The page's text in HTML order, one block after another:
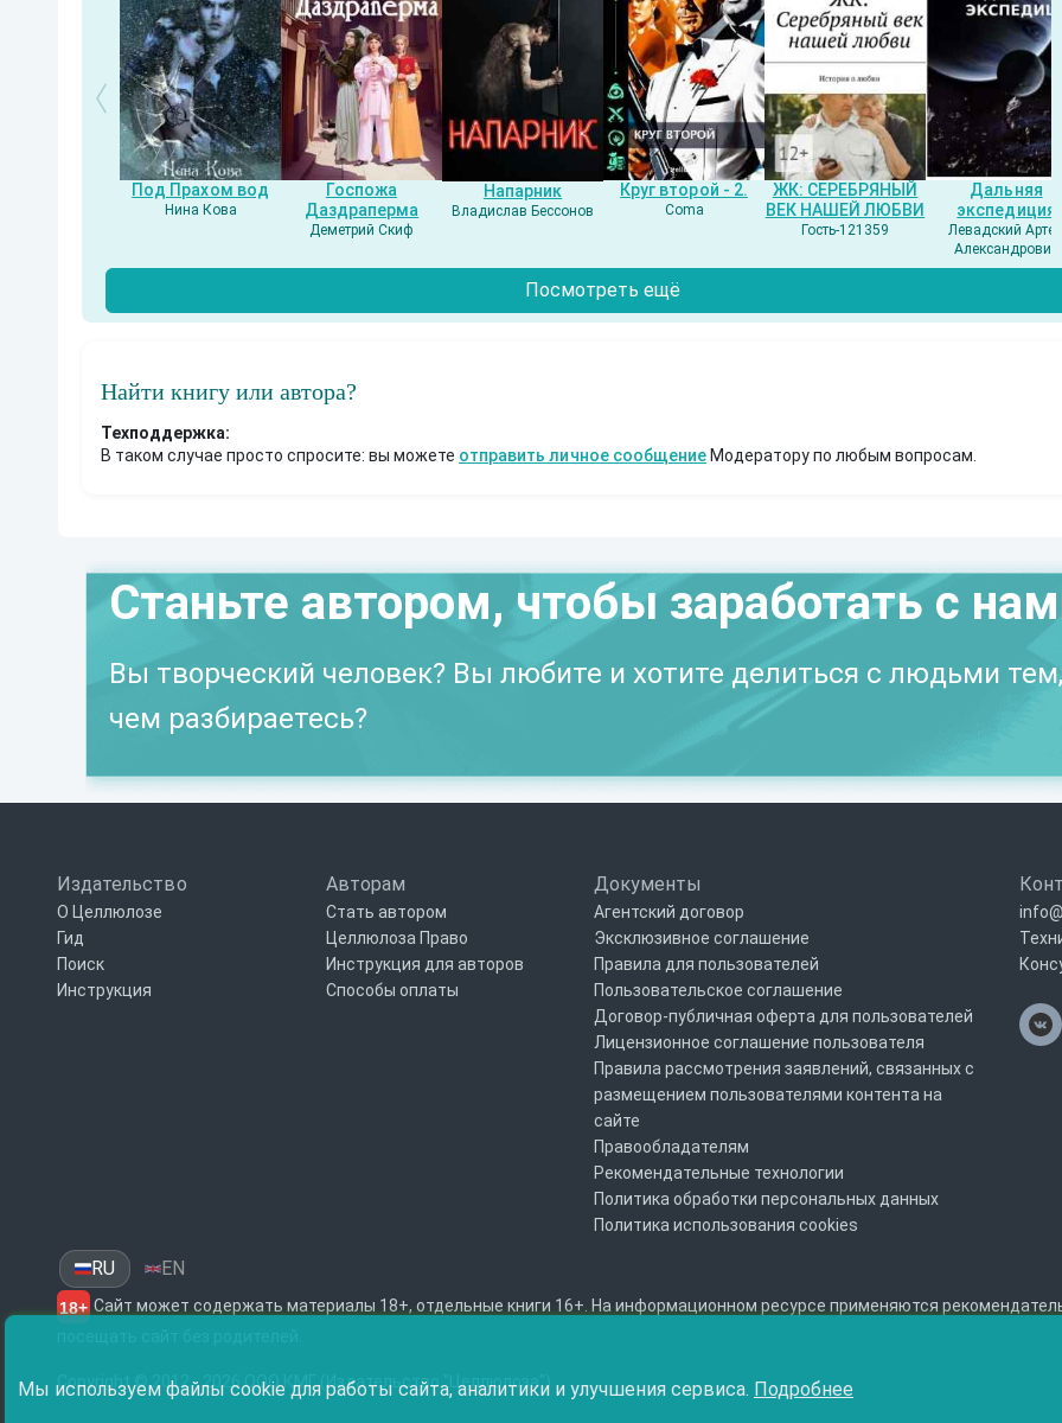
Под Прахом вод
Нина Кова
Госпожа
Даздраперма
Деметрий Скиф
Напарник
Владислав Бессонов
Круг второй - 2.
Coma
ЖК: СЕРЕБРЯНЫЙ
ВЕК НАШЕЙ ЛЮБВИ
Гость-121359
Дальняя
экспедиция
Левадский Артем
Александрович
Посмотреть ещё
Найти книгу или автора?
Техподдержка:
В таком случае просто спросите: вы можете отправить личное сообщение Модератору по любым вопросам.
Станьте автором, чтобы заработать с
Вы творческий человек? Вы любите и хотите делиться с людьми
чем разбираетесь?
Издательство
О Целлюлозе
Гид
Поиск
Инструкция
Авторам
Стать автором
Целлюлоза Право
Инструкция для авторов
Способы оплаты
Документы
Агентский договор
Эксклюзивное соглашение
Правила для пользователей
Пользовательское соглашение
Договор-публичная оферта для пользователей
Лицензионное соглашение пользователя
Правила рассмотрения заявлений, связанных с
размещением пользователями контента на
сайте
Правообладателям
Рекомендательные технологии
Политика обработки персональных данных
Политика использования cookies
RU EN
18+ Сайт может содержать материалы 18+, отдельные книги 16+. На информационном ресурсе применяются
Copyright © 2012 - 2026 ООО КМГ (Издательство "Целлюлоза")
Мы используем файлы cookie для работы сайта, аналитики и улучшения сервиса. Подробнее